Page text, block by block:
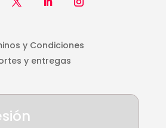
y Condiciones
y entregas